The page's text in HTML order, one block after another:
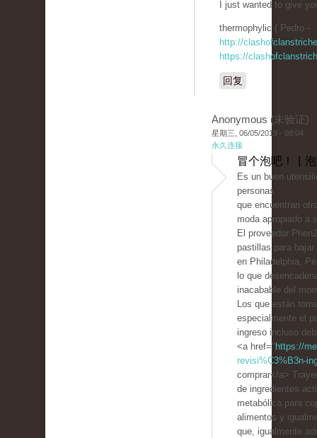
I just wanted to give
thermophylic ( Pedro -
http://
https://
回复
Anonymous (未验证)
星期三, 06/05/2019 - 08:04
永久连接
冒个泡吧！ |
Es un buen
personas
que encuentran
moda apropiado a
El proveedor
pastillas para
en Philadelphia,
lo que
inacabable del
Los que están
especialmente el
ingreso incluso
<a href=" https://
revisi%C3%B3n-
comprar</a>
de ingredientes
metabólica para
alimentos y
que, igualmente